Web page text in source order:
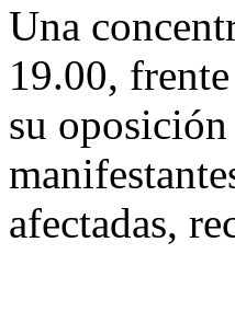
Una
19.00,
su
afectadas,